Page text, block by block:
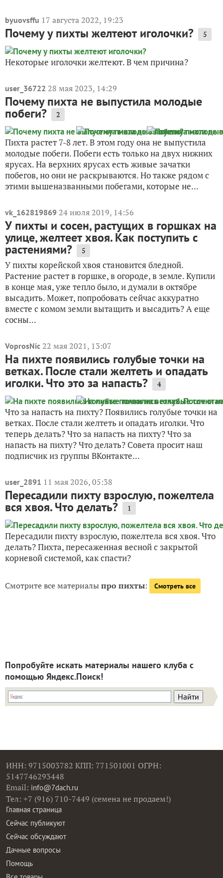
byuovsffu 17 августа 2022, 19:23
Почему у пихты желтеют иголочки? 5
Некоторые иголочки желтеют. В чем причина?
user_36722 28 мая 2023, 14:29
Почему пихта не выпустила молодые
побеги? 2
Пихта растет 7-8 лет. В этом году она не выпустила
молодые побеги. Побеги есть только на двух нижних
ярусах. На верхних ярусах есть живые зачатки
побегов, но они не раскрываются. Но также рядом с
этими вышеназванными побегами, которые не...
vk_162819869 24 июля 2019, 14:56
У пихты и сосен, растущих в горшках на
улице, желтеет хвоя. Как поступить с
растениями? 5
У пихты корейской хвоя становится бледной.
Растение растет в горшке, в огороде, в земле. Купили
в конце мая, уже тепло было, и думали в октябре
высадить. Может, попробовать сейчас аккуратно
вместе с комом земли вытащить и высадить? А еще
сосны...
VoprosNic 22 мая 2021, 13:07
На пихте появились голубые точки на
ветках. После стали желтеть и опадать
иголки. Что это за напасть? 4
Что за напасть на пихту? Появились голубые точки на
ветках. После стали желтеть и опадать иголки. Что
теперь делать? Что за напасть на пихту? Что за
напасть на пихту? Что делать? Совета просит наш
подписчик из группы ВКонтакте...
user_2891 11 мая 2026, 05:38
Пересадили пихту взрослую, пожелтела
вся хвоя. Что делать? 1
Пересадили пихту взрослую, пожелтела вся хвоя. Что
делать? Пихта, пересаженная весной с закрытой
корневой системой, как спасти?
Смотрите все материалыпро пихты: Смотреть все
Попробуйте искать материалы нашего клуба с
помощью Яндекс.Поиск!
ИНН: 9715003782 КПП: 771501001 ОГРН:
5147746293448
Email: info@7dach.ru
Тел: +7 (916) 710-7449 (семена не продаем!)
Главная страница
Сейчас публикуют
Сейчас обсуждают
Дачные вопросы
Помощь